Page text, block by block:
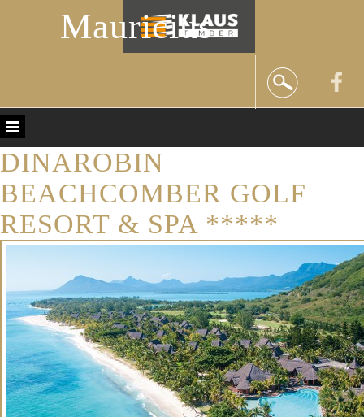
Mauricius
DINAROBIN
BEACHCOMBER GOLF
RESORT & SPA *****